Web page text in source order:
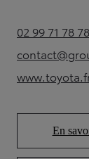
02 99 71 78 78
En